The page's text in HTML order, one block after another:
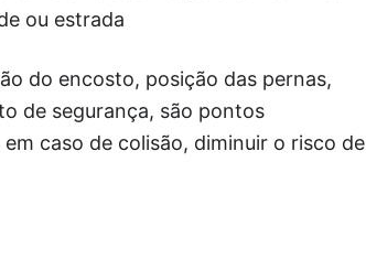
ou estrada
do encosto, posição das pernas,
de segurança, são pontos
caso de colisão, diminuir o risco de